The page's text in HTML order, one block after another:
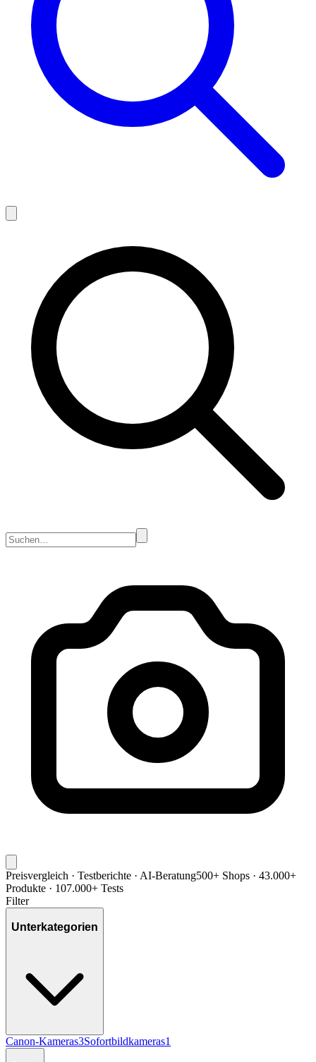
Preisvergleich · Testberichte · AI-Beratung500+ Shops · 43.000+
Produkte · 107.000+ Tests
Filter
Unterkategorien
Canon-Kameras3Sofortbildkameras1